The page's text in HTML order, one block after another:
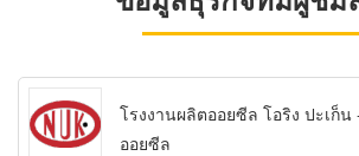
โรงงานผลิตออยซีล โอริง ปะเก็น
ออยซีล